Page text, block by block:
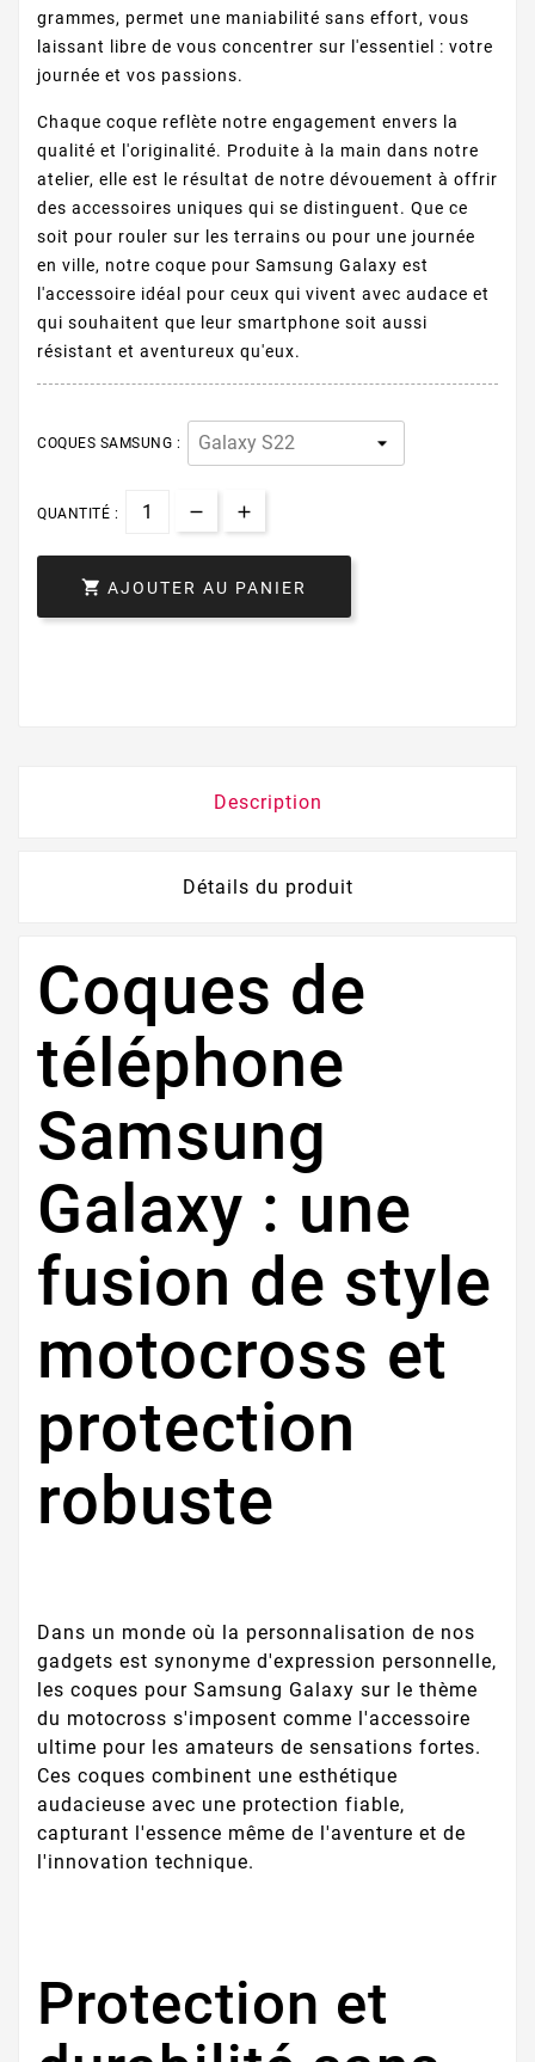
grammes, permet une maniabilité sans effort, vous
laissant libre de vous concentrer sur l'essentiel : votre
journée et vos passions.
Chaque coque reflète notre engagement envers la
qualité et l'originalité. Produite à la main dans notre
atelier, elle est le résultat de notre dévouement à offrir
des accessoires uniques qui se distinguent. Que ce
soit pour rouler sur les terrains ou pour une journée
en ville, notre coque pour Samsung Galaxy est
l'accessoire idéal pour ceux qui vivent avec audace et
qui souhaitent que leur smartphone soit aussi
résistant et aventureux qu'eux.
COQUES SAMSUNG :
QUANTITÉ :
 AJOUTER AU PANIER
Description
Détails du produit
Coques de
téléphone
Samsung
Galaxy : une
fusion de style
motocross et
protection
robuste
Dans un monde où la personnalisation de nos
gadgets est synonyme d'expression personnelle,
les coques pour Samsung Galaxy sur le thème
du motocross s'imposent comme l'accessoire
ultime pour les amateurs de sensations fortes.
Ces coques combinent une esthétique
audacieuse avec une protection fiable,
capturant l'essence même de l'aventure et de
l'innovation technique.
Protection et